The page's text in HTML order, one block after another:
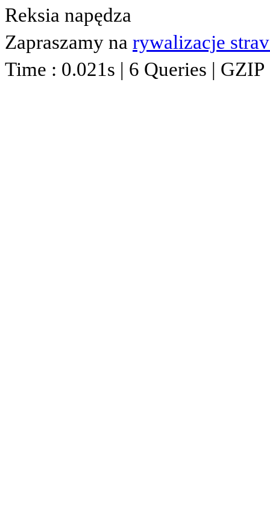
Reksia napędza
Zapraszamy na rywalizacje
Time : 0.021s | 6 Queries |